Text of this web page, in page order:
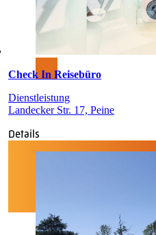
Check In Reisebüro
Dienstleistung
Landecker Str. 17, Peine
Details